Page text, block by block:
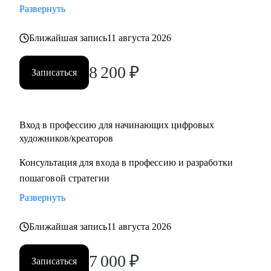
для правительства Дубая
С чем могу помочь:
• побороть страхи неизвестности и мнимой сложности
творческой работы
• создать ступенчатую программу развития тебя, как
художника
• дать советы по прохождению собеседований и провести
• провести ревью тестовых заданий, дать рекомендации
• познакомить с AI инструментами и вместе внедрить их в
твой рабочий процесс
• обучить с нуля работать в 3D, 3D-сканированием, AR,
Развернуть
Ближайшая запись11 августа 2026
Записаться 8 200 ₽
Вход в профессию для начинающих цифровых
художников/креаторов
Консультация для входа в профессию и разработки
пошаговой стратегии
Развернуть
Ближайшая запись11 августа 2026
Записаться 7 000 ₽